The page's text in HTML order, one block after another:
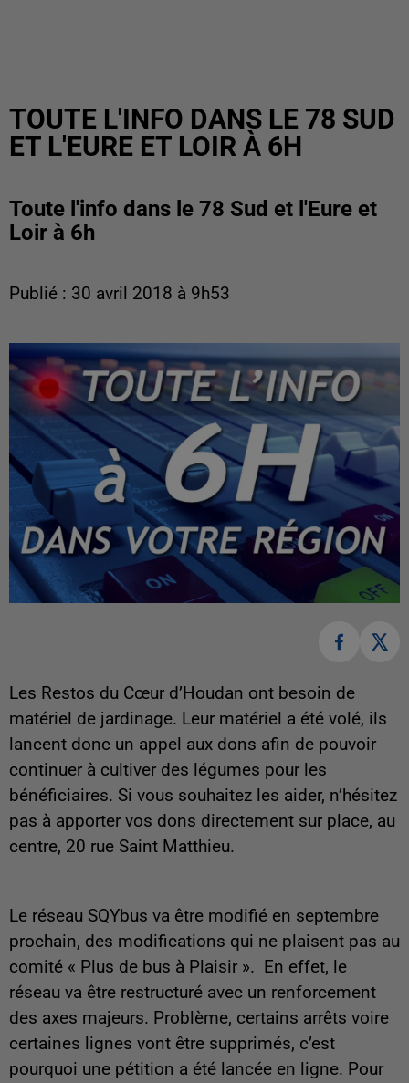
TOUTE L'INFO DANS LE 78 SUD
ET L'EURE ET LOIR À 6H
Toute l'info dans le 78 Sud et l'Eure et
Loir à 6h
Publié : 30 avril 2018 à 9h53
Les Restos du Cœur d’Houdan ont besoin de
matériel de jardinage. Leur matériel a été volé, ils
lancent donc un appel aux dons afin de pouvoir
continuer à cultiver des légumes pour les
bénéficiaires. Si vous souhaitez les aider, n’hésitez
pas à apporter vos dons directement sur place, au
centre, 20 rue Saint Matthieu.
Le réseau SQYbus va être modifié en septembre
prochain, des modifications qui ne plaisent pas au
comité « Plus de bus à Plaisir ». En effet, le
réseau va être restructuré avec un renforcement
des axes majeurs. Problème, certains arrêts voire
certaines lignes vont être supprimés, c’est
pourquoi une pétition a été lancée en ligne. Pour